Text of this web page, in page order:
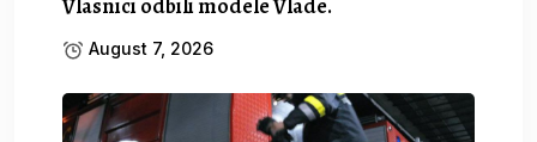
August 7, 2026